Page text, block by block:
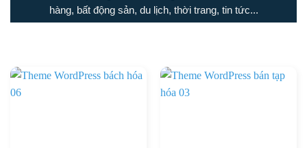
hàng, bất động sản, du lịch, thời trang, tin tức...